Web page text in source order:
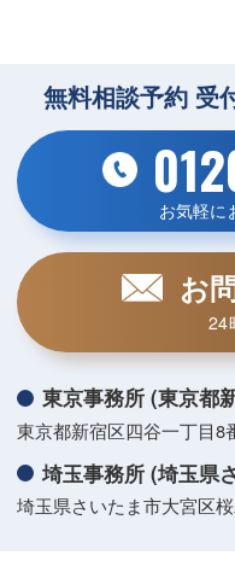
無料相談予約 受
お気軽に
お
24
東京事務所 (東京都
東京都新宿区四谷一丁目8
埼玉事務所 (埼玉県
埼玉県さいたま市大宮区